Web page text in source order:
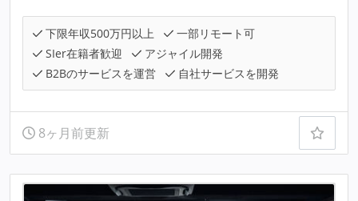
下限年収500万円以上
一部リモート可
SIer在籍者歓迎
アジャイル開発
B2Bのサービスを運営
自社サービスを開発
8ヶ月前更新